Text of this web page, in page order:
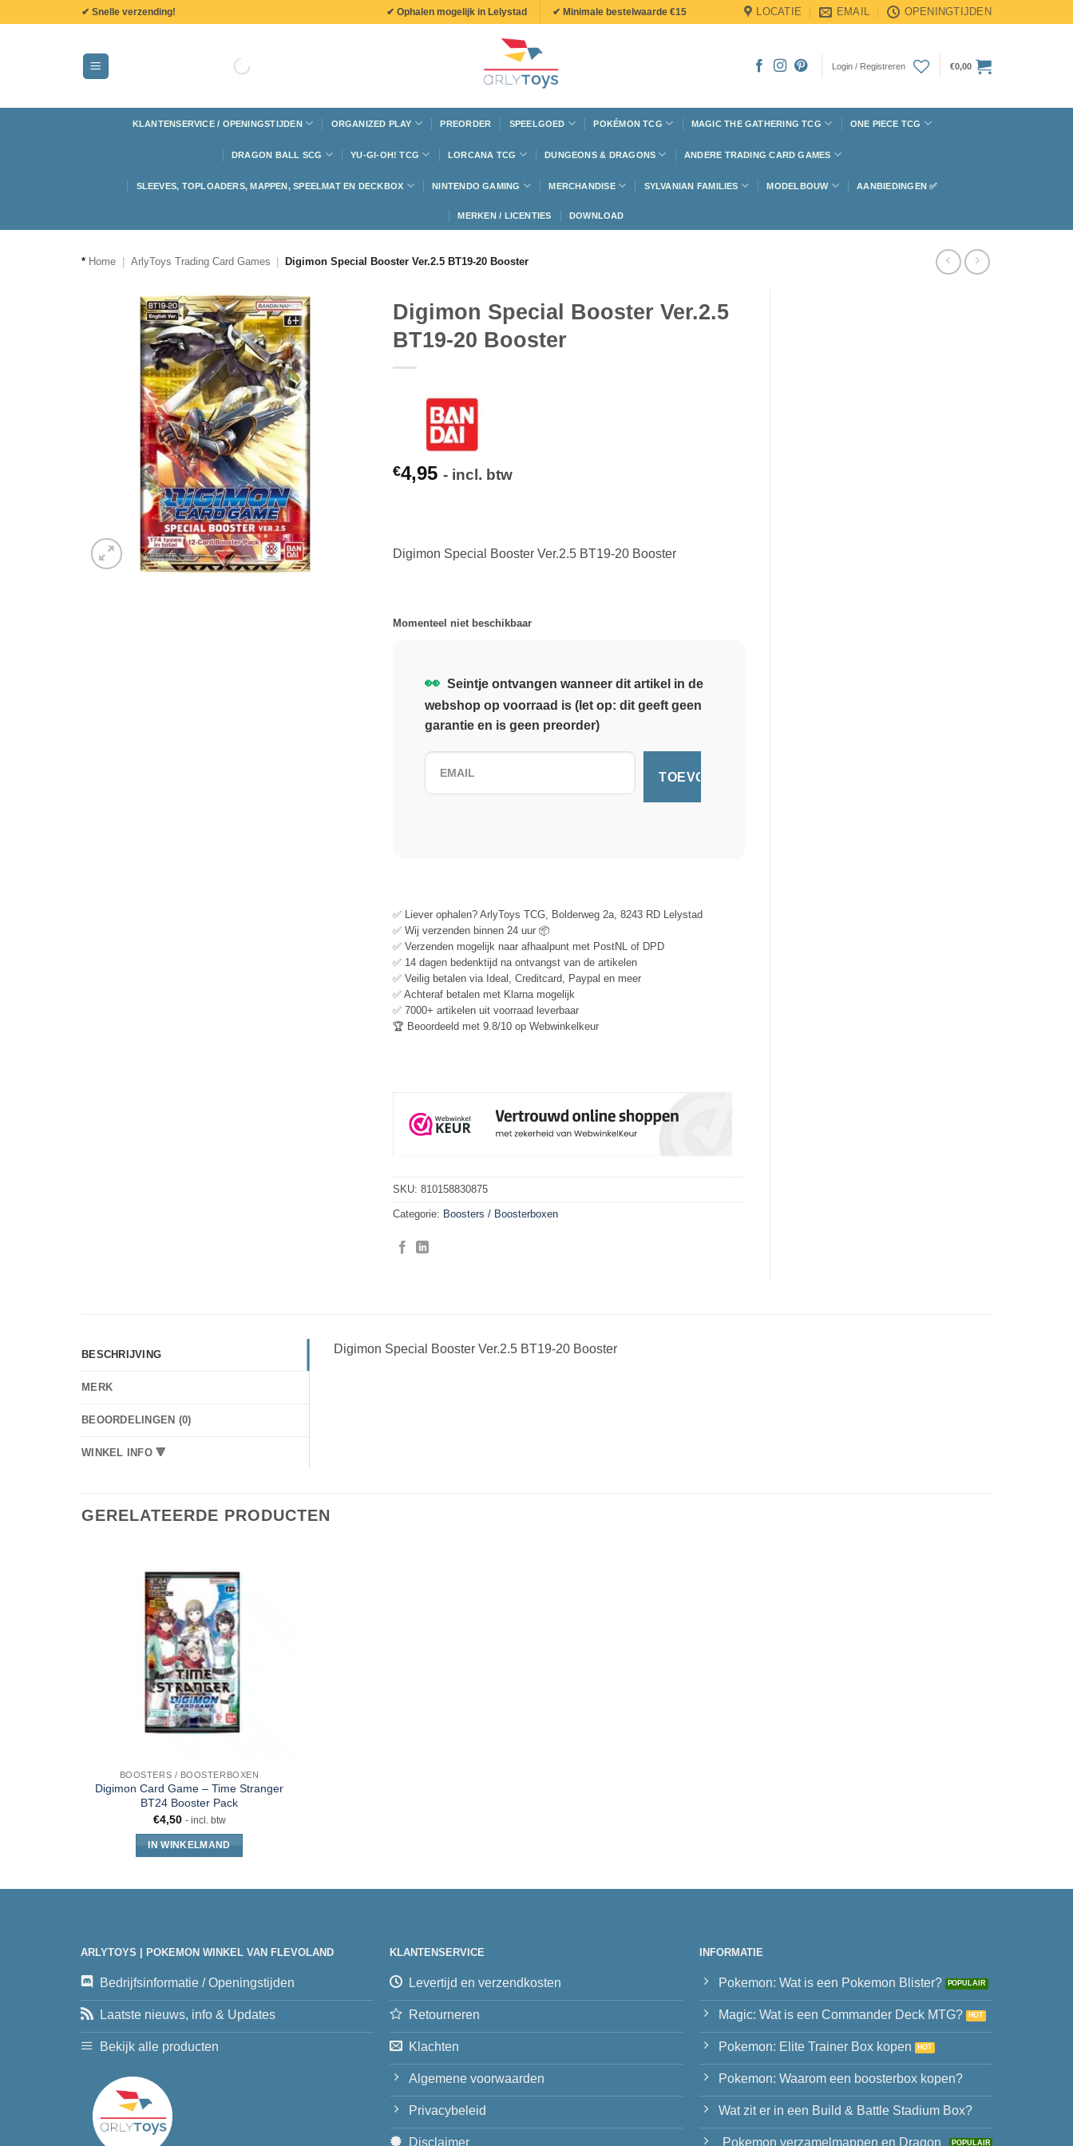
✔ Snelle verzending! ✔ Ophalen mogelijk in Lelystad ✔ Minimale bestelwaarde €15 LOCATIE EMAIL OPENINGTIJDEN
Login / Registreren €0,00
KLANTENSERVICE / OPENINGSTIJDEN ORGANIZED PLAY PREORDER SPEELGOED POKÉMON TCG MAGIC THE GATHERING TCG ONE PIECE TCG
DRAGON BALL SCG YU-GI-OH! TCG LORCANA TCG DUNGEONS & DRAGONS ANDERE TRADING CARD GAMES
SLEEVES, TOPLOADERS, MAPPEN, SPEELMAT EN DECKBOX NINTENDO GAMING MERCHANDISE SYLVANIAN FAMILIES MODELBOUW AANBIEDINGEN ✅
MERKEN / LICENTIES DOWNLOAD
* Home ArlyToys Trading Card Games Digimon Special Booster Ver.2.5 BT19-20 Booster
Digimon Special Booster Ver.2.5
BT19-20 Booster
€4,95 - incl. btw
Digimon Special Booster Ver.2.5 BT19-20 Booster
Momenteel niet beschikbaar
👀 Seintje ontvangen wanneer dit artikel in de
webshop op voorraad is (let op: dit geeft geen
garantie en is geen preorder)
✅ Liever ophalen? ArlyToys TCG, Bolderweg 2a, 8243 RD Lelystad
✅ Wij verzenden binnen 24 uur 📦
✅ Verzenden mogelijk naar afhaalpunt met PostNL of DPD
✅ 14 dagen bedenktijd na ontvangst van de artikelen
✅ Veilig betalen via Ideal, Creditcard, Paypal en meer
✅ Achteraf betalen met Klarna mogelijk
✅ 7000+ artikelen uit voorraad leverbaar
🏆 Beoordeeld met 9.8/10 op Webwinkelkeur
SKU: 810158830875
Categorie: Boosters / Boosterboxen
BESCHRIJVING
MERK
BEOORDELINGEN (0)
WINKEL INFO 🔻
Digimon Special Booster Ver.2.5 BT19-20 Booster
GERELATEERDE PRODUCTEN
BOOSTERS / BOOSTERBOXEN
Digimon Card Game – Time Stranger
BT24 Booster Pack
€4,50 - incl. btw
IN WINKELMAND
ARLYTOYS | POKEMON WINKEL VAN FLEVOLAND
Bedrijfsinformatie / Openingstijden
Laatste nieuws, info & Updates
Bekijk alle producten
KLANTENSERVICE
Levertijd en verzendkosten
Retourneren
Klachten
Algemene voorwaarden
Privacybeleid
Disclaimer
INFORMATIE
Pokemon: Wat is een Pokemon Blister?
Magic: Wat is een Commander Deck MTG?
Pokemon: Elite Trainer Box kopen
Pokemon: Waarom een boosterbox kopen?
Wat zit er in een Build & Battle Stadium Box?
Pokemon verzamelmappen en Dragon